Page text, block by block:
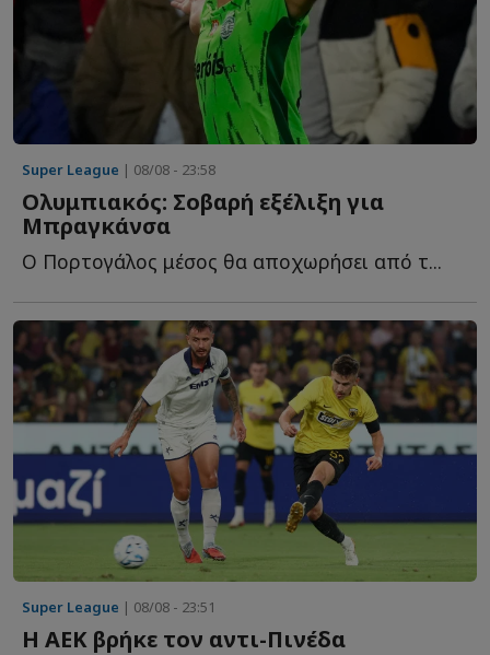
Super League | 08/08 - 23:58
Ολυμπιακός: Σοβαρή εξέλιξη για
Μπραγκάνσα
Ο Πορτογάλος μέσος θα αποχωρήσει από τ...
Super League | 08/08 - 23:51
Η ΑΕΚ βρήκε τον αντι-Πινέδα